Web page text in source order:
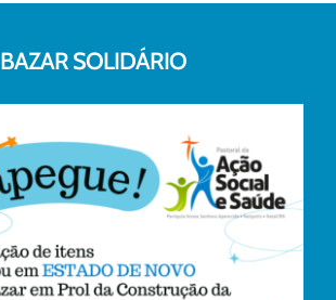
BAZAR SOLIDÁRIO